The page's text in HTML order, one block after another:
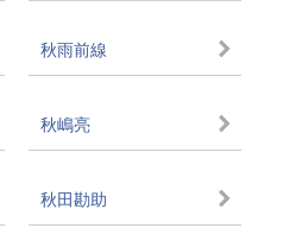
秋雨前線
秋嶋亮
秋田勘助